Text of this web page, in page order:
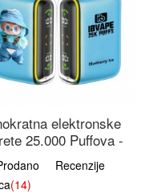
elektronske
25.000 Puffova -
Sladoled |
Slatka Okus
Recenzije
(14)